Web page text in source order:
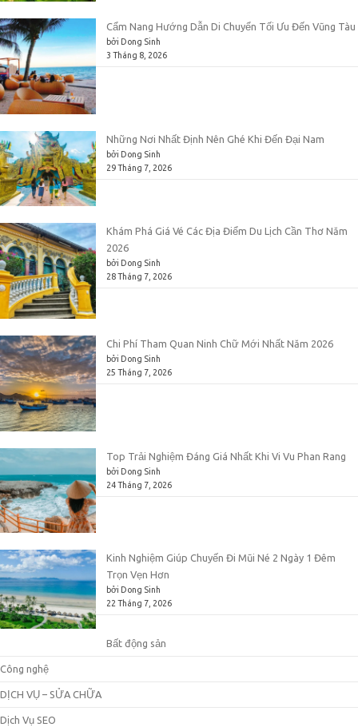
Cẩm Nang Hướng Dẫn Di Chuyển Tối Ưu Đến Vũng Tàu
bởi Dong Sinh
3 Tháng 8, 2026
Những Nơi Nhất Định Nên Ghé Khi Đến Đại Nam
bởi Dong Sinh
29 Tháng 7, 2026
Khám Phá Giá Vé Các Địa Điểm Du Lịch Cần Thơ Năm
2026
bởi Dong Sinh
28 Tháng 7, 2026
Chi Phí Tham Quan Ninh Chữ Mới Nhất Năm 2026
bởi Dong Sinh
25 Tháng 7, 2026
Top Trải Nghiệm Đáng Giá Nhất Khi Vi Vu Phan Rang
bởi Dong Sinh
24 Tháng 7, 2026
Kinh Nghiệm Giúp Chuyến Đi Mũi Né 2 Ngày 1 Đêm
Trọn Vẹn Hơn
bởi Dong Sinh
22 Tháng 7, 2026
Bất động sản
Công nghệ
DỊCH VỤ – SỬA CHỮA
Dịch Vụ SEO